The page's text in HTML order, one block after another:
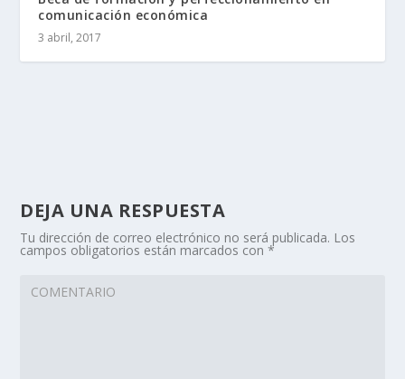
comunicación económica
3 abril, 2017
DEJA UNA RESPUESTA
Tu dirección de correo electrónico no será publicada. Los
campos obligatorios están marcados con*